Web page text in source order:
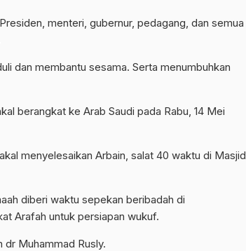
menteri, gubernur, pedagang, dan semua
dan membantu sesama. Serta menumbuhkan
berangkat ke Arab Saudi pada Rabu, 14 Mei
menyelesaikan Arbain, salat 40 waktu di Masjid
diberi waktu sepekan beribadah di
Arafah untuk persiapan wukuf.
dr Muhammad Rusly.